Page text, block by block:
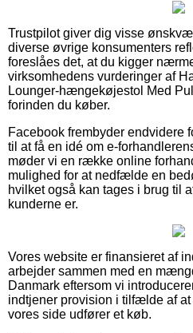
Trustpilot giver dig visse
diverse øvrige konsumenters
foreslåes det, at du kigger
virksomhedens vurderinger af
Lounger-hængekøjestol Med
forinden du køber.
Facebook frembyder endvidere
til at få en idé om e-
møder vi en række online
mulighed for at nedfælde en
hvilket også kan tages i brug til
kunderne er.
Vores website er finansieret af
arbejder sammen med en
Danmark eftersom vi
indtjener provision i tilfælde af
vores side udfører et køb.